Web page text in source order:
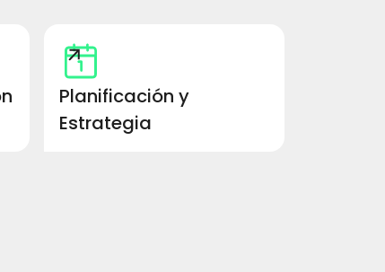
Planificación y
Estrategia